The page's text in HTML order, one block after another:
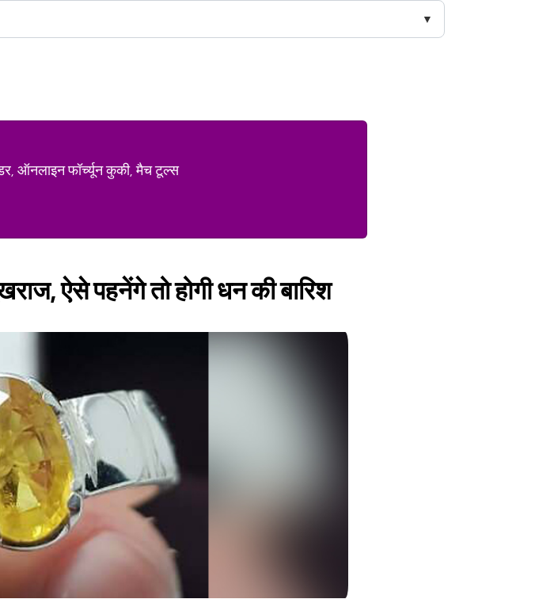
ऑनलाइन फॉर्च्यून कुकी, मैच टूल्स
ऐसे पहनेंगे तो होगी धन की बारिश